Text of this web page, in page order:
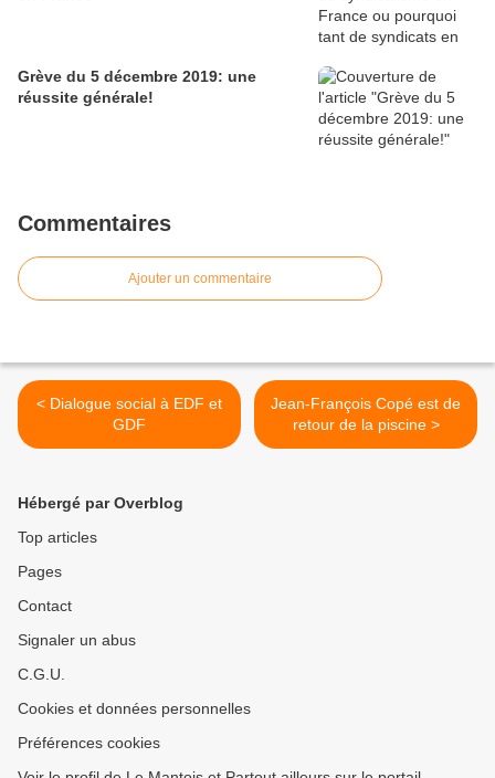
Grève du 5 décembre 2019: une
réussite générale!
Commentaires
Ajouter un commentaire
< Dialogue social à EDF et
GDF
Jean-François Copé est de
retour de la piscine >
Hébergé par Overblog
Top articles
Pages
Contact
Signaler un abus
C.G.U.
Cookies et données personnelles
Préférences cookies